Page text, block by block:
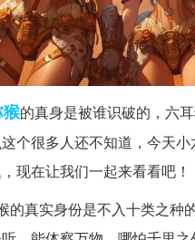
的真身是被谁识破的，六
个很多人还不知道，今天
现在让我们一起来看看吧！
的真实身份是不入十类之种